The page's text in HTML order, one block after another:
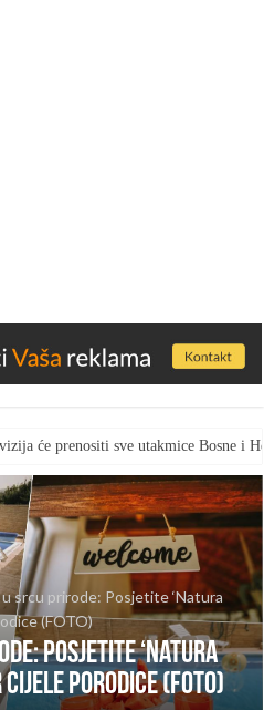
će prenositi sve utakmice Bosne i
srcu prirode: Posjetite ‘Natura
(FOTO)
Posjetite ‘Natura
porodice (FOTO)